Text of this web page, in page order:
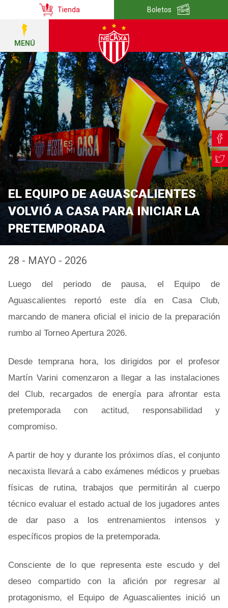
Tienda Boletos
MENÚ
EL EQUIPO DE AGUASCALIENTES
VOLVIÓ A CASA PARA INICIAR LA
PRETEMPORADA
28 - MAYO - 2026
Luego del periodo de pausa, el Equipo de
Aguascalientes reportó este día en Casa Club,
marcando de manera oficial el inicio de la preparación
rumbo al Torneo Apertura 2026.
Desde temprana hora, los dirigidos por el profesor
Martín Varini comenzaron a llegar a las instalaciones
del Club, recargados de energía para afrontar esta
pretemporada con actitud, responsabilidad y
compromiso.
A partir de hoy y durante los próximos días, el conjunto
necaxista llevará a cabo exámenes médicos y pruebas
físicas de rutina, trabajos que permitirán al cuerpo
técnico evaluar el estado actual de los jugadores antes
de dar paso a los entrenamientos intensos y
específicos propios de la pretemporada.
Consciente de lo que representa este escudo y del
deseo compartido con la afición por regresar al
protagonismo, el Equipo de Aguascalientes inició un